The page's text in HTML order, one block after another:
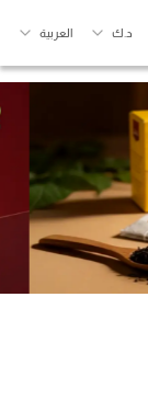
د.ك العربية